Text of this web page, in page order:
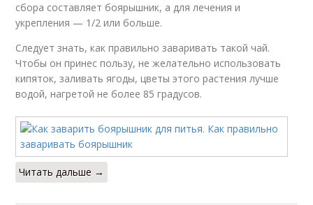
сбора составляет боярышник, а для лечения и
укрепления — 1/2 или больше.
Следует знать, как правильно заваривать такой чай.
Чтобы он принес пользу, не желательно использовать
кипяток, заливать ягоды, цветы этого растения лучше
водой, нагретой не более 85 градусов.
Читать дальше →